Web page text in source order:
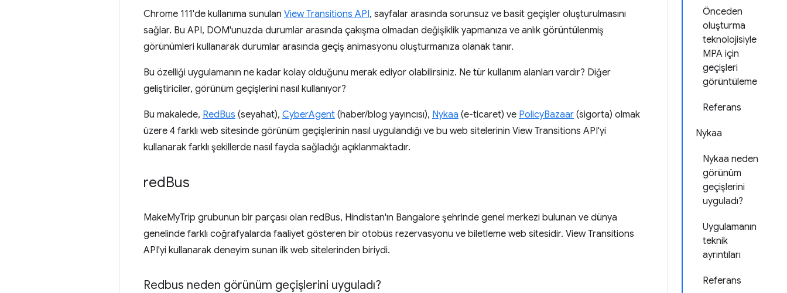
Önceden
oluşturma
teknolojisiyle
MPA için
geçişleri
görüntüleme
Referans
Nykaa
Nykaa neden
görünüm
geçişlerini
uyguladı?
Uygulamanın
teknik
ayrıntıları
Referans
Chrome 111'de kullanıma sunulan View Transitions API, sayfalar arasında sorunsuz ve basit geçişler oluşturulmasını
sağlar. Bu API, DOM'unuzda durumlar arasında çakışma olmadan değişiklik yapmanıza ve anlık görüntülenmiş
görünümleri kullanarak durumlar arasında geçiş animasyonu oluşturmanıza olanak tanır.
Bu özelliği uygulamanın ne kadar kolay olduğunu merak ediyor olabilirsiniz. Ne tür kullanım alanları vardır? Diğer
geliştiriciler, görünüm geçişlerini nasıl kullanıyor?
Bu makalede, RedBus (seyahat), CyberAgent (haber/blog yayıncısı), Nykaa (e-ticaret) ve PolicyBazaar (sigorta) olmak
üzere 4 farklı web sitesinde görünüm geçişlerinin nasıl uygulandığı ve bu web sitelerinin View Transitions API'yi
kullanarak farklı şekillerde nasıl fayda sağladığı açıklanmaktadır.
redBus
MakeMyTrip grubunun bir parçası olan redBus, Hindistan'ın Bangalore şehrinde genel merkezi bulunan ve dünya
genelinde farklı coğrafyalarda faaliyet gösteren bir otobüs rezervasyonu ve biletleme web sitesidir. View Transitions
API'yi kullanarak deneyim sunan ilk web sitelerinden biriydi.
Redbus neden görünüm geçişlerini uyguladı?